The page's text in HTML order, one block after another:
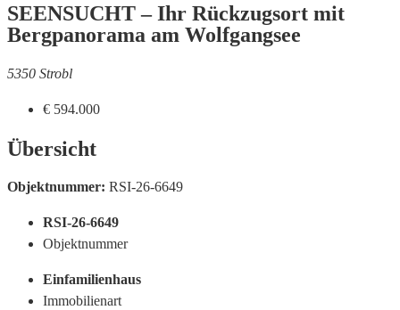
SEENSUCHT – Ihr Rückzugsort mit
Bergpanorama am Wolfgangsee
5350 Strobl
€ 594.000
Übersicht
Objektnummer: RSI-26-6649
RSI-26-6649
Objektnummer
Einfamilienhaus
Immobilienart